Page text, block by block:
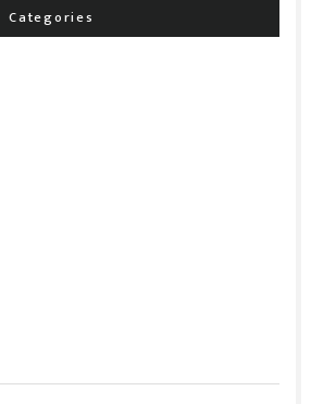
Categories